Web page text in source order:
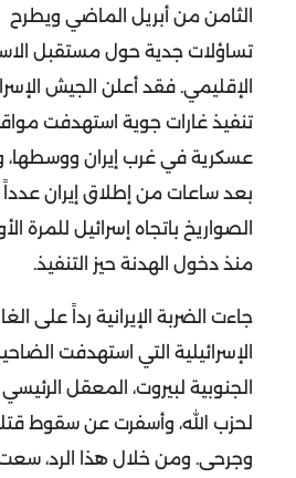
الثامن من أبريل الماضي ويطرح
تساؤلات جدية حول مستقبل
الإقليمي. فقد أعلن الجيش
تنفيذ غارات جوية استهدفت
عسكرية في غرب إيران ووسطها،
بعد ساعات من إطلاق إيران
الصواريخ باتجاه إسرائيل للمرة
منذ دخول الهدنة حيز التنفيذ.
جاءت الضربة الإيرانية رداً على
الإسرائيلية التي استهدفت
الجنوبية لبيروت، المعقل الرئيسي
لحزب الله، وأسفرت عن سقوط
وجرحى. ومن خلال هذا الرد،